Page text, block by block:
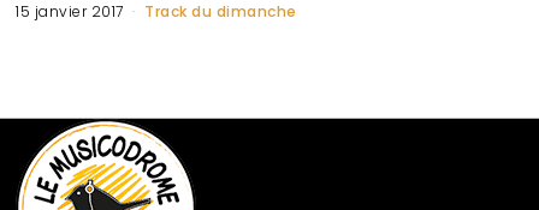
15 janvier 2017 Track du dimanche